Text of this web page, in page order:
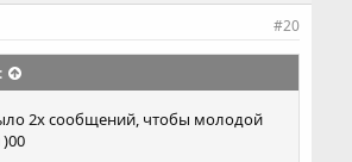
#20
2х сообщений, чтобы молодой